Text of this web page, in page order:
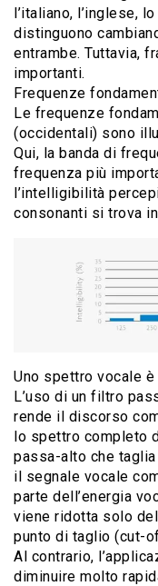
l’italiano, l’inglese,
distinguono
entrambe. Tuttavia,
importanti.
Frequenze
Le frequenze
(occidentali) sono
Qui, la banda di
frequenza più
l’intelligibilità
consonanti si trova
Uno spettro vocale
L’uso di un filtro
rende il discorso
lo spettro completo
passa-alto che
il segnale vocale
parte dell’energia
viene ridotta solo del
punto di taglio (cut-
Al contrario,
diminuire molto